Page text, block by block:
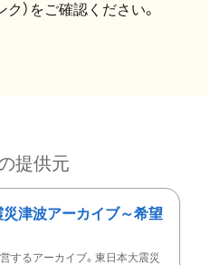
ク）をご確認ください。
提供元
災津波アーカイブ～希望
するアーカイブ。東日本大震災